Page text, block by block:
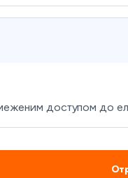
доступом до